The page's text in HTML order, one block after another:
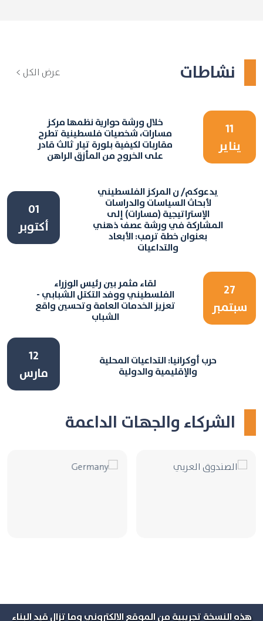
نشاطات عرض الكل >
11
يناير
خلال ورشة حوارية نظمها مركز
مسارات، شخصيات فلسطينية تطرح
مقاربات لكيفية بلورة تيار ثالث قادر
على الخروج من المأزق الراهن
يدعوكم/ ن المركز الفلسطيني
لأبحاث السياسات والدراسات
الإستراتيجية (مسارات) إلى
المشاركة في ورشة عصف ذهني
بعنوان خطة ترمب: الأبعاد
والتداعيات
01
أكتوبر
27
سبتمبر
لقاء مثمر بين رئيس الوزراء
الفلسطيني ووفد التكتل الشبابي -
تعزيز الخدمات العامة وتحسين واقع
الشباب
حرب أوكرانيا: التداعيات المحلية
والإقليمية والدولية
12
مارس
الشركاء والجهات الداعمة
هذه النسخة تجريبية من الموقع الالكتروني وما تزال قيد البناء